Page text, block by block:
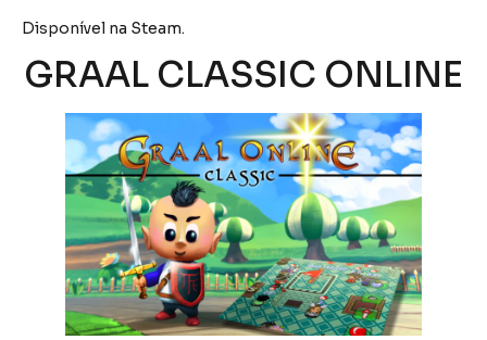
Disponível na Steam.
GRAAL CLASSIC ONLINE